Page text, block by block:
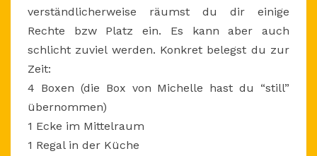
verständlicherweise räumst du dir einige
Rechte bzw Platz ein. Es kann aber auch
schlicht zuviel werden. Konkret belegst du zur
Zeit:
4 Boxen (die Box von Michelle hast du “still”
übernommen)
1 Ecke im Mittelraum
1 Regal in der Küche